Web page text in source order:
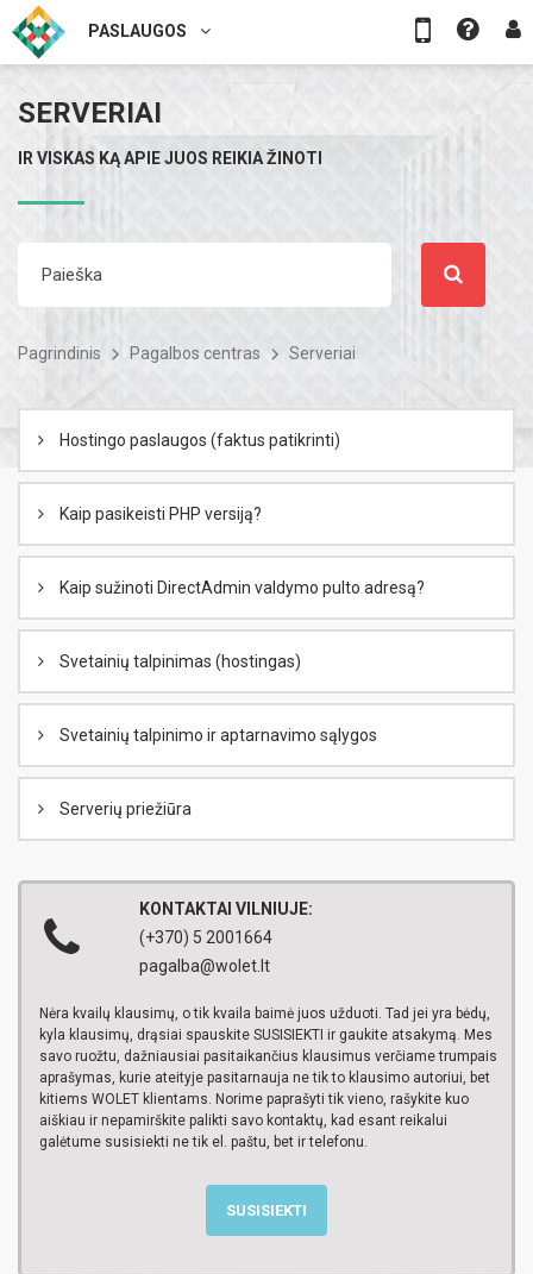
PASLAUGOS
SERVERIAI
IR VISKAS KĄ APIE JUOS REIKIA ŽINOTI
Pagrindinis Pagalbos centras Serveriai
Hostingo paslaugos (faktus patikrinti)
Kaip pasikeisti PHP versiją?
Kaip sužinoti DirectAdmin valdymo pulto adresą?
Svetainių talpinimas (hostingas)
Svetainių talpinimo ir aptarnavimo sąlygos
Serverių priežiūra
KONTAKTAI VILNIUJE:
(+370) 5 2001664
pagalba@wolet.lt
Nėra kvailų klausimų, o tik kvaila baimė juos užduoti. Tad jei yra bėdų,
kyla klausimų, drąsiai spauskite SUSISIEKTI ir gaukite atsakymą. Mes
savo ruožtu, dažniausiai pasitaikančius klausimus verčiame trumpais
aprašymas, kurie ateityje pasitarnauja ne tik to klausimo autoriui, bet
kitiems WOLET klientams. Norime paprašyti tik vieno, rašykite kuo
aiškiau ir nepamirškite palikti savo kontaktų, kad esant reikalui
galėtume susisiekti ne tik el. paštu, bet ir telefonu.
SUSISIEKTI